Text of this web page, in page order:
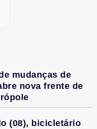
mudanças de
nova frente de
(08), bicicletário